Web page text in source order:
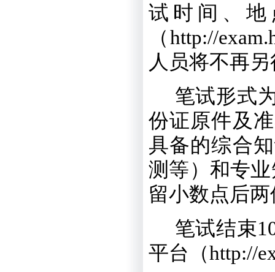
试时间、
（http://
人员将不再
笔试形式
份证原件及
具备的综合
测等）和专
留小数点后
笔试结束
平台（http://